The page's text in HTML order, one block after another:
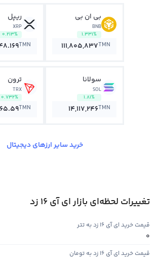
بی ان بی
BNB
1.331%
111,805,837TMN
ریپل
XRP
0.213%
TMN
سولانا
SOL
1.81%
14,117,246TMN
ترون
TRX
0.732%
TMN
خرید سایر ارزهای دیجیتال
تغییرات لحظه‌ای بازار ای آی 16 زد
قیمت خرید ای آی 16 زد به تتر
0
قیمت خرید ای آی 16 زد به تومان